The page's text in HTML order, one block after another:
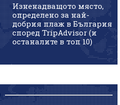
Изненадващото място,
определено за най-
добрия плаж в България
според TripAdvisor (и
останалите в топ 10)